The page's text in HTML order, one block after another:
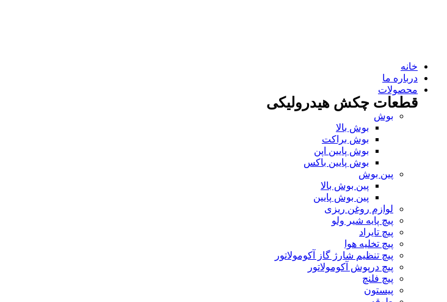
خانه
درباره ما
محصولات
قطعات چکش هیدرولیکی
بوش
بوش بالا
بوش براکت
بوش پایین اپن
بوش پایین باکس
پین بوش
پین بوش بالا
پین بوش پایین
لوازم روغن ریزی
پیچ پایه شیر ولو
پیچ تایراد
پیچ تخلیه هوا
پیچ تنظیم شارژ گاز آکومولاتور
پیچ درپوش آکومولاتور
پیچ فلنچ
پیستون